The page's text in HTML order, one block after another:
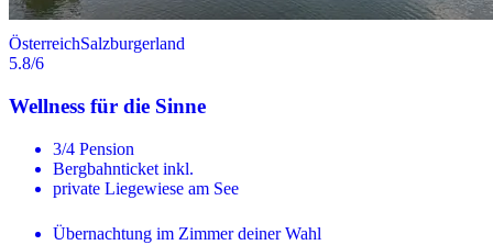
ÖsterreichSalzburgerland
5.8/6
Wellness für die Sinne
3/4 Pension
Bergbahnticket inkl.
private Liegewiese am See
Übernachtung im Zimmer deiner Wahl